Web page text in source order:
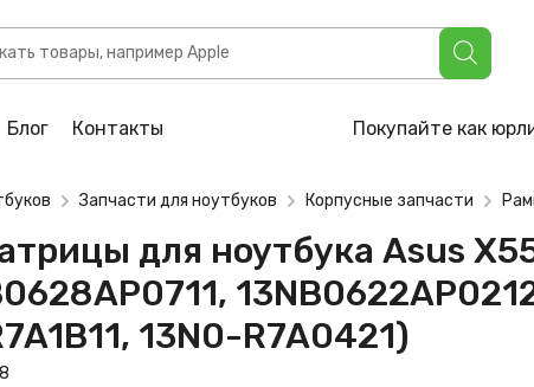
Блог Контакты Покупайте как
для ноутбука Asus X555, X554, K555, K554, A555, A557,
13N0-R7A0412, 13N0-R7A1B11, 13N0-
Запчасти для ноутбуков Корпусные запчасти
для ноутбука Asus
13N0-R7A0421)